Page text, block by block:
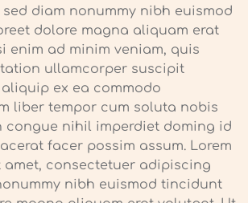
diam nonummy nibh euismod
dolore magna aliquam erat
enim ad minim veniam, quis
ullamcorper suscipit
ex ea commodo
liber tempor cum soluta nobis
congue nihil imperdiet doming id
facer possim assum. Lorem
consectetuer adipiscing
nibh euismod tincidunt